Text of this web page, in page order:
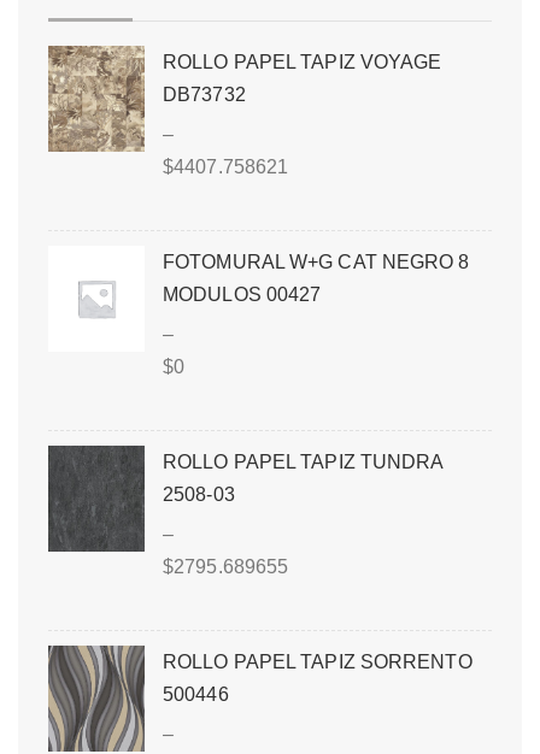
ROLLO PAPEL TAPIZ VOYAGE
DB73732
–
$4407.758621
FOTOMURAL W+G CAT NEGRO 8
MODULOS 00427
–
$0
ROLLO PAPEL TAPIZ TUNDRA
2508-03
–
$2795.689655
ROLLO PAPEL TAPIZ SORRENTO
500446
–